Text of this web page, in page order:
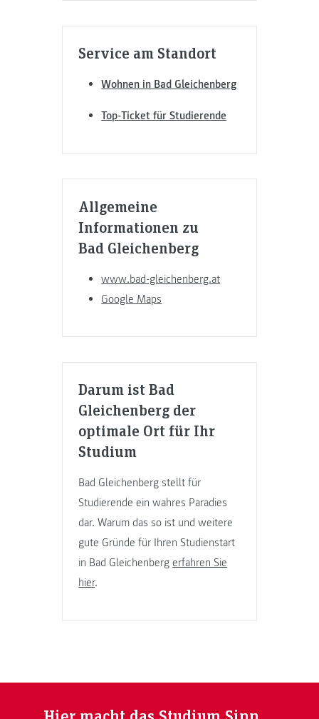
Service am Standort
Wohnen in Bad Gleichenberg
Top-Ticket für Studierende
Allgemeine
Informationen zu
Bad Gleichenberg
www.bad-gleichenberg.at
Google Maps
Darum ist Bad
Gleichenberg der
optimale Ort für Ihr
Studium
Bad Gleichenberg stellt für
Studierende ein wahres Paradies
dar. Warum das so ist und weitere
gute Gründe für Ihren Studienstart
in Bad Gleichenbergerfahren Sie
hier.